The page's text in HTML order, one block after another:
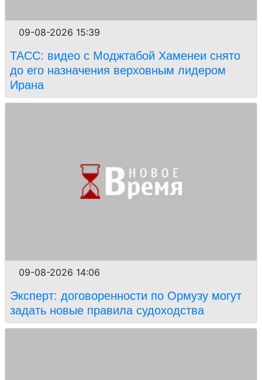
09-08-2026 15:39
ТАСС: видео с Моджтабой Хаменеи снято
до его назначения верховным лидером
Ирана
09-08-2026 14:06
Эксперт: договоренности по Ормузу могут
задать новые правила судоходства